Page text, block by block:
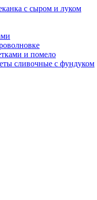
с сыром и луком
и помело
сливочные с фундуком